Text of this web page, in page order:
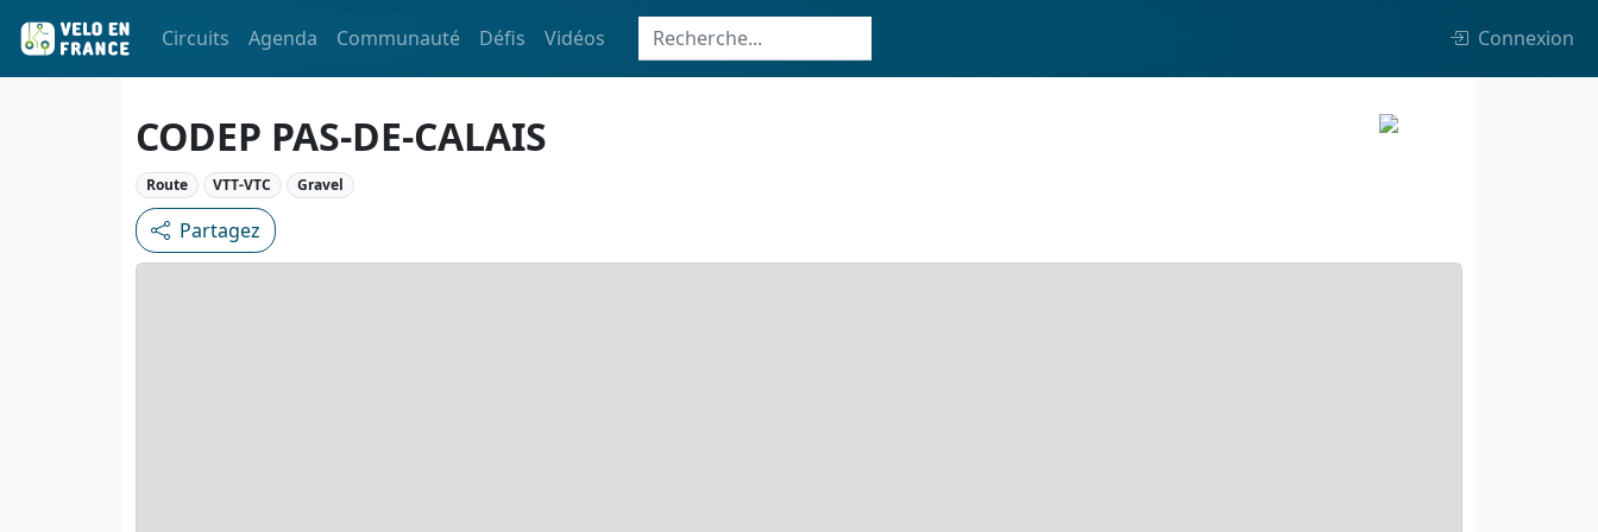
Circuits Agenda Communauté Défis Vidéos Connexion
CODEP PAS-DE-CALAIS
Route VTT-VTC Gravel
Partagez